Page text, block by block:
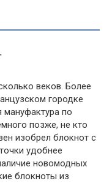
веков. Более
городке
мануфактура по
позже, не кто
изобрел блокнот с
удобнее
новомодных
блокноты из